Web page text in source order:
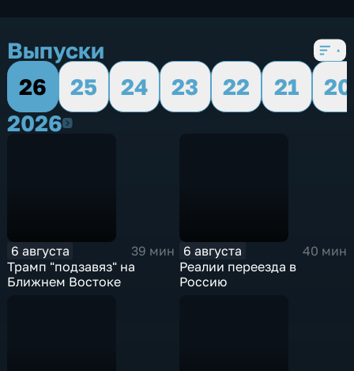
Выпуски
26
25 24 23 22 21
20
20262026
6 августа
39 мин
Трамп "подзавяз" на
Ближнем Востоке
6 августа
40 мин
Реалии переезда в
Россию